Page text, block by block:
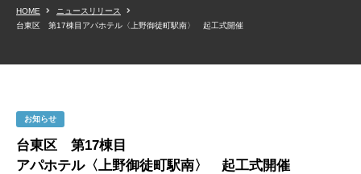
HOME
ニュースリリース
台東区 第17棟目アパホテル〈上野御徒町駅南〉 起工式開催
お知らせ
台東区 第17棟目
アパホテル〈上野御徒町駅南〉 起工式開催